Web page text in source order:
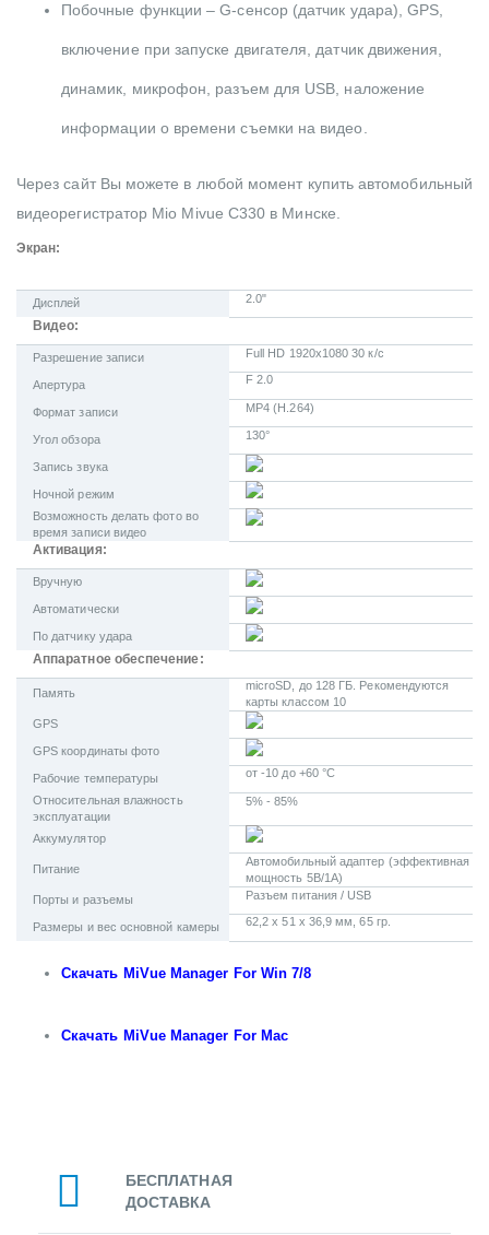
Побочные функции – G-сенсор (датчик удара), GPS,
включение при запуске двигателя, датчик движения,
динамик, микрофон, разъем для USB, наложение
информации о времени съемки на видео.
Через сайт Вы можете в любой момент купить автомобильный
видеорегистратор Mio Mivue С330 в Минске.
Экран:
Дисплей 2.0"
Видео:
Разрешение записи Full HD 1920x1080 30 к/с
Апертура F 2.0
Формат записи MP4 (H.264)
Угол обзора 130°
Запись звука
Ночной режим
Возможность делать фото во
время записи видео
Активация:
Вручную
Автоматически
По датчику удара
Аппаратное обеспечение:
Память
microSD, до 128 ГБ. Рекомендуются
карты классом 10
GPS
GPS координаты фото
Рабочие температуры от -10 до +60 °C
Относительная влажность
эксплуатации
5% - 85%
Аккумулятор
Питание
Автомобильный адаптер (эффективная
мощность 5В/1А)
Порты и разъемы
Разъем питания / USB
Размеры и вес основной камеры 62,2 x 51 x 36,9 мм, 65 гр.
Скачать MiVue Manager For Win 7/8
Скачать MiVue Manager For Mac
БЕСПЛАТНАЯ
ДОСТАВКА